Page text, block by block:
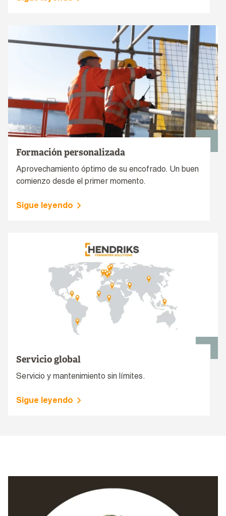
Formación personalizada
Aprovechamiento óptimo de su encofrado. Un buen
comienzo desde el primer momento.
Sigue leyendo
Servicio global
Servicio y mantenimiento sin límites.
Sigue leyendo